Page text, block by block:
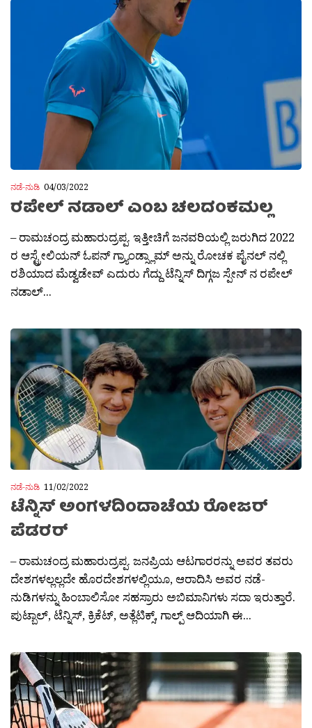
ನಡೆ-ನುಡಿ 04/03/2022
ರಪೇಲ್ ನಡಾಲ್ ಎಂಬ ಚಲದಂಕಮಲ್ಲ
– ರಾಮಚಂದ್ರ ಮಹಾರುದ್ರಪ್ಪ. ಇತ್ತೀಚಿಗೆ ಜನವರಿಯಲ್ಲಿ ಜರುಗಿದ 2022
ರ ಆಸ್ಟ್ರೇಲಿಯನ್ ಓಪನ್ ಗ್ರ‍್ಯಾಂಡ್ಸ್ಲಾಮ್ ಅನ್ನು ರೋಚಕ ಪೈನಲ್ ನಲ್ಲಿ
ರಶಿಯಾದ ಮೆಡ್ವಡೇವ್ ಎದುರು ಗೆದ್ದು ಟೆನ್ನಿಸ್ ದಿಗ್ಗಜ ಸ್ಪೇನ್ ನ ರಪೇಲ್
ನಡಾಲ್...
ನಡೆ-ನುಡಿ 11/02/2022
ಟೆನ್ನಿಸ್ ಅಂಗಳದಿಂದಾಚೆಯ ರೋಜರ್
ಪೆಡರರ್
– ರಾಮಚಂದ್ರ ಮಹಾರುದ್ರಪ್ಪ. ಜನಪ್ರಿಯ ಆಟಗಾರರನ್ನು ಅವರ ತವರು
ದೇಶಗಳಲ್ಲಲ್ಲದೇ ಹೊರದೇಶಗಳಲ್ಲಿಯೂ, ಆರಾದಿಸಿ ಅವರ ನಡೆ-
ನುಡಿಗಳನ್ನು ಹಿಂಬಾಲಿಸೋ ಸಹಸ್ರಾರು ಅಬಿಮಾನಿಗಳು ಸದಾ ಇರುತ್ತಾರೆ.
ಪುಟ್ಬಾಲ್, ಟೆನ್ನಿಸ್, ಕ್ರಿಕೆಟ್, ಅತ್ಲೆಟಿಕ್ಸ್, ಗಾಲ್ಪ್ ಆದಿಯಾಗಿ ಈ...